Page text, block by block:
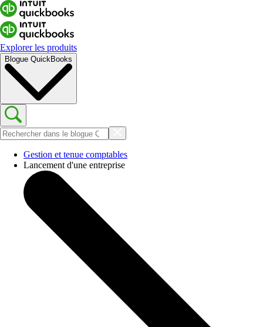
Explorer les produits
Blogue QuickBooks
Gestion et tenue comptables
Lancement d'une entreprise